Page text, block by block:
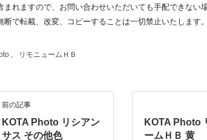
れますので、お問い合わせいただいても手配できない
で転載、改変、コピーすることは一切禁止いたします。
リモニュームＨＢ
前の記事
KOTA Photo リシアン
サス その他色
KOTA Photo
ームＨＢ 黄